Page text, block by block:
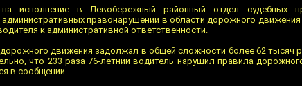
исполнение в Левобережный районный отдел судебных
правонарушений в области дорожного
к административной ответственности.
движения задолжал в общей сложности более 62 тысяч
что 233 раза 76-летний водитель нарушил правила
в сообщении.